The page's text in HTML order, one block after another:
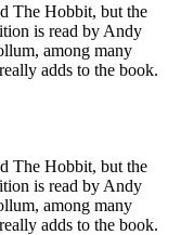
The Hobbit, but the
is read by Andy
among many
adds to the book.
The Hobbit, but the
is read by Andy
among many
adds to the book.